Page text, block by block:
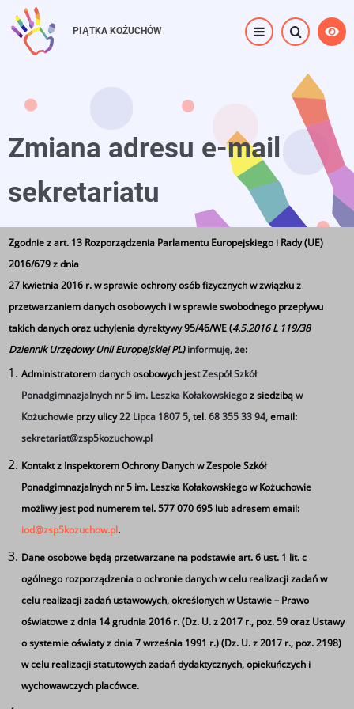
Przejdź
do
treści
PIĄTKA KOŻUCHÓW
Zmiana adresu e-mail
sekretariatu
Strona główna ⟶ Zmiana adresu e-mail sekretariatu
Zgodnie z art. 13 Rozporządzenia Parlamentu Europejskiego i Rady (UE)
2016/679 z dnia
27 kwietnia 2016 r. w sprawie ochrony osób fizycznych w związku z
przetwarzaniem danych osobowych i w sprawie swobodnego przepływu
takich danych oraz uchylenia dyrektywy 95/46/WE (4.5.2016 L 119/38
Dziennik Urzędowy Unii Europejskiej PL)informuję, że:
Administratorem danych osobowych jestZespół Szkół
Ponadgimnazjalnych nr 5 im. Leszka Kołakowskiegoz siedzibąw
Kożuchowie przy ulicy22 Lipca 1807 5,tel.68 355 33 94,email:
sekretariat@zsp5kozuchow.pl
Kontakt z Inspektorem Ochrony Danych w Zespole Szkół
Ponadgimnazjalnych nr 5 im. Leszka Kołakowskiego w Kożuchowie
możliwy jest pod numerem tel. 577 070 695 lub adresem email:
iod@zsp5kozuchow.pl.
Dane osobowe będą przetwarzane na podstawie art. 6 ust. 1 lit. c
ogólnego rozporządzenia o ochronie danych w celu realizacji zadań w
celu realizacji zadań ustawowych, określonych w Ustawie – Prawo
oświatowe z dnia 14 grudnia 2016 r. (Dz. U. z 2017 r., poz. 59 oraz Ustawy
o systemie oświaty z dnia 7 września 1991 r.) (Dz. U. z 2017 r., poz. 2198)
w celu realizacji statutowych zadań dydaktycznych, opiekuńczych i
wychowawczych placówce.